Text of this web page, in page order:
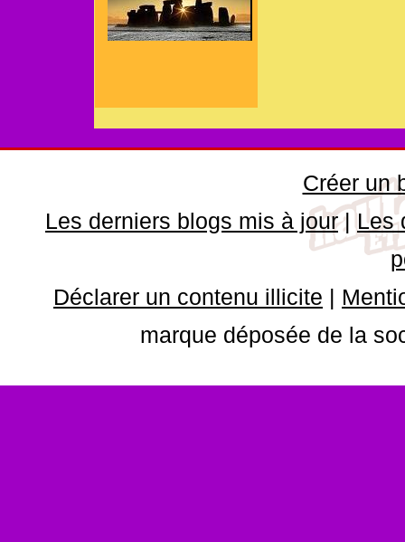
Créer un
Les derniers blogs mis à jour|Les
Déclarer un contenu illicite |
marque déposée de la